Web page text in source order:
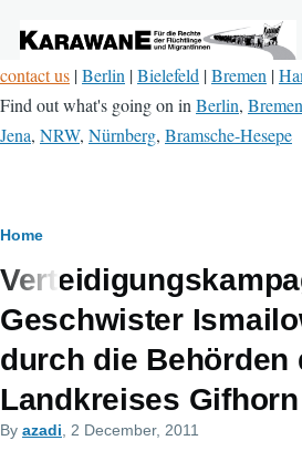
contact us |Berlin |Bielefeld |Bremen |
Find out what's going on in Berlin, Bremen
Jena, NRW, Nürnberg, Bramsche-Hesepe
Breadcrumb
Home
Geschwister
durch die Behörden
Landkreises Gifhorn
By azadi , 2 December, 2011